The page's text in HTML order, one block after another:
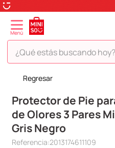
¿Qué estás buscando hoy?
Regresar
Protector de Pie
de Olores 3 Pares
Gris Negro
Referencia:2013174611109
TÉRMINOS MÁS BUSCADOS
1.
peluche
2.
hello kitty
3.
snoopy